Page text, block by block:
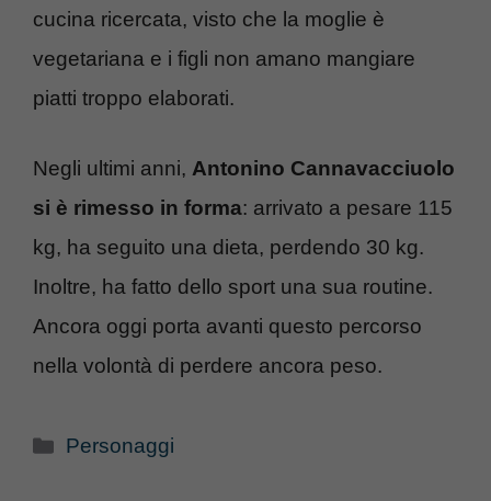
cucina ricercata, visto che la moglie è
vegetariana e i figli non amano mangiare
piatti troppo elaborati.
Negli ultimi anni, Antonino Cannavacciuolo
si è rimesso in forma: arrivato a pesare 115
kg, ha seguito una dieta, perdendo 30 kg.
Inoltre, ha fatto dello sport una sua routine.
Ancora oggi porta avanti questo percorso
nella volontà di perdere ancora peso.
Categorie
Personaggi